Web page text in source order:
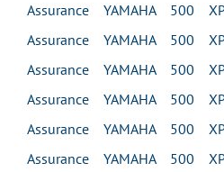
Assurance YAMAHA 500 XP
Assurance YAMAHA 500 XP
Assurance YAMAHA 500 XP
Assurance YAMAHA 500 XP
Assurance YAMAHA 500 XP
Assurance YAMAHA 500 XP